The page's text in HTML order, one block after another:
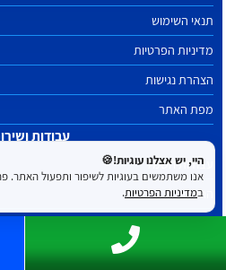
תנאי השימוש
מדיניות הפרטיות
הצהרת נגישות
מפת האתר
עבודות
עבודות חשמל
החלפת לוח חשמל
התקנת מאוורר תקרה
שעון שבת ללוח
היי, יש אצלנו עוגיות!🍪
אנו משתמשים בעוגיות לשיפור ותפעול האתר.
במדיניות הפרטיות.